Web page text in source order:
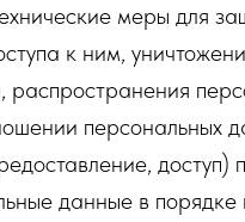
меры для
к ним,
распространения
персональных
доступ)
данные в порядке